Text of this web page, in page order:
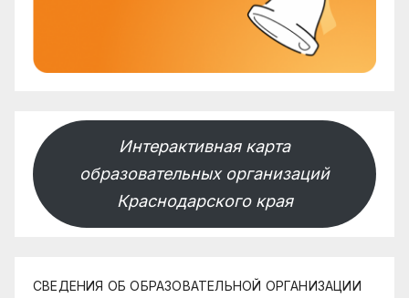
Интерактивная карта
образовательных организаций
Краснодарского края
СВЕДЕНИЯ ОБ ОБРАЗОВАТЕЛЬНОЙ ОРГАНИЗАЦИИ